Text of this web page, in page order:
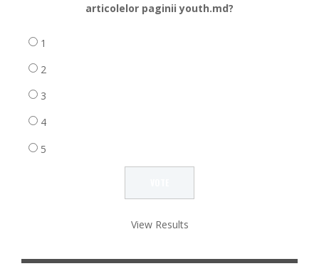
articolelor paginii youth.md?
1
2
3
4
5
View Results